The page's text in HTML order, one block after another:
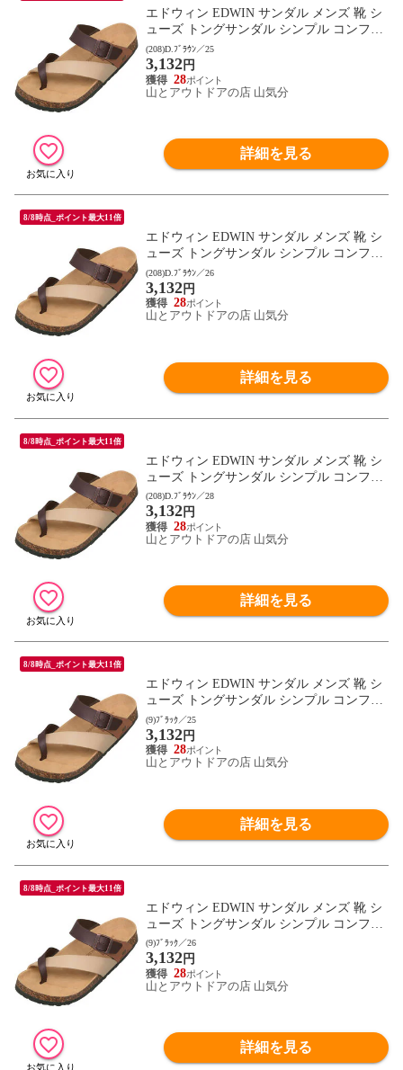
エドウィン EDWIN サンダル メンズ 靴 シ
ューズ トングサンダル シンプル コンフォ
ートサンダル 大きめバックル デイリー キ
ャンプ レジャー トラベル フットウェア 2E
相当 EB1003 D.ブラウン
(208)D.ﾌﾞﾗｳﾝ／25
3,132円
28
山とアウトドアの店 山気分
詳細を見る
8/8時点_ポイント最大11倍
エドウィン EDWIN サンダル メンズ 靴 シ
ューズ トングサンダル シンプル コンフォ
ートサンダル 大きめバックル デイリー キ
ャンプ レジャー トラベル フットウェア 2E
相当 EB1003 D.ブラウン
(208)D.ﾌﾞﾗｳﾝ／26
3,132円
28
山とアウトドアの店 山気分
詳細を見る
8/8時点_ポイント最大11倍
エドウィン EDWIN サンダル メンズ 靴 シ
ューズ トングサンダル シンプル コンフォ
ートサンダル 大きめバックル デイリー キ
ャンプ レジャー トラベル フットウェア 2E
相当 EB1003 D.ブラウン
(208)D.ﾌﾞﾗｳﾝ／28
3,132円
28
山とアウトドアの店 山気分
詳細を見る
8/8時点_ポイント最大11倍
エドウィン EDWIN サンダル メンズ 靴 シ
ューズ トングサンダル シンプル コンフォ
ートサンダル 大きめバックル デイリー キ
ャンプ レジャー トラベル フットウェア 2E
相当 EB1003 ブラック
(9)ﾌﾞﾗｯｸ／25
3,132円
28
山とアウトドアの店 山気分
詳細を見る
8/8時点_ポイント最大11倍
エドウィン EDWIN サンダル メンズ 靴 シ
ューズ トングサンダル シンプル コンフォ
ートサンダル 大きめバックル デイリー キ
ャンプ レジャー トラベル フットウェア 2E
相当 EB1003 ブラック
(9)ﾌﾞﾗｯｸ／26
3,132円
28
山とアウトドアの店 山気分
詳細を見る